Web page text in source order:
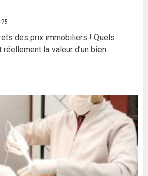
des prix immobiliers ! Quels
la valeur d’un bien